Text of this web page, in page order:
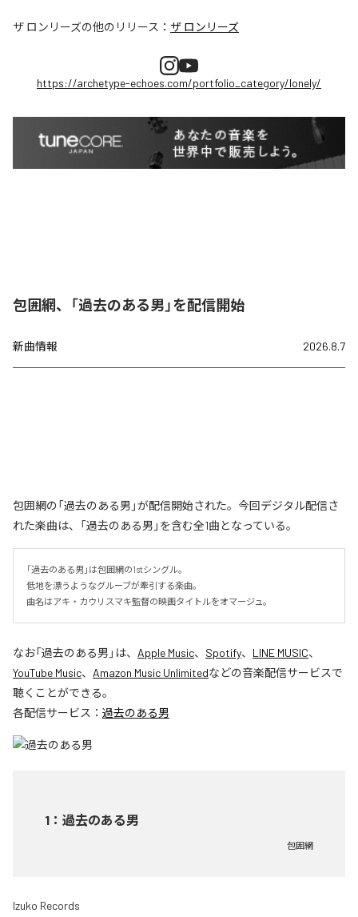
ザ ロンリーズの他のリリース： ザ ロンリーズ
https://archetype-echoes.com/portfolio_category/lonely/
包囲網、「過去のある男」を配信開始
新曲情報 2026.8.7
包囲網の「過去のある男」が配信開始された。今回デジタル配信さ
れた楽曲は、「過去のある男」を含む全1曲となっている。
「過去のある男」は包囲網の1stシングル。
低地を漂うようなグルーブが牽引する楽曲。
曲名はアキ・カウリスマキ監督の映画タイトルをオマージュ。
なお「過去のある男 」は、 Apple Music、 Spotify、 LINE MUSIC、
YouTube Music、 Amazon Music Unlimitedなどの音楽配信サービスで
聴くことができる。
各配信サービス： 過去のある男
1 ： 過去のある男
包囲網
Izuko Records